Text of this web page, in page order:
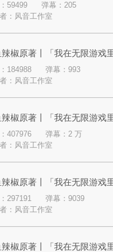
·破亿铃声·黑桃
59499
弹幕：205
： 风音工作室
椒原著丨「我在无限游戏
· 彩蛋·杀狗序列
184988
弹幕：993
： 风音工作室
椒原著丨「我在无限游戏
·第十八集·杀死比赛
407976
弹幕：2 万
： 风音工作室
椒原著丨「我在无限游戏
·第十七集·蜥蜴骨鞭（下）
297191
弹幕：9039
： 风音工作室
椒原著丨「我在无限游戏